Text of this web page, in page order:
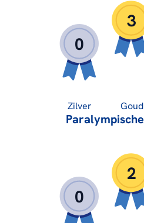
0
3
Zilver Goud
0
2